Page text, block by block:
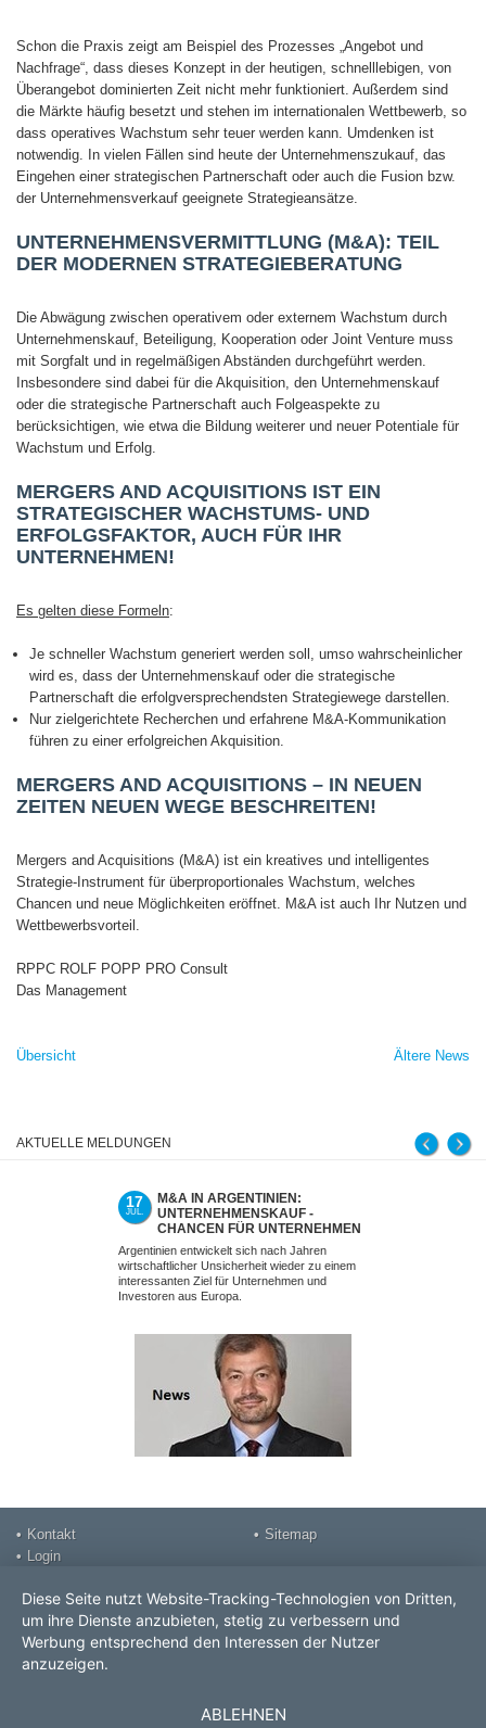
Schon die Praxis zeigt am Beispiel des Prozesses „Angebot und
Nachfrage“, dass dieses Konzept in der heutigen, schnelllebigen, von
Überangebot dominierten Zeit nicht mehr funktioniert. Außerdem sind
die Märkte häufig besetzt und stehen im internationalen Wettbewerb, so
dass operatives Wachstum sehr teuer werden kann. Umdenken ist
notwendig. In vielen Fällen sind heute der Unternehmenszukauf, das
Eingehen einer strategischen Partnerschaft oder auch die Fusion bzw.
der Unternehmensverkauf geeignete Strategieansätze.
UNTERNEHMENSVERMITTLUNG (M&A): TEIL
DER MODERNEN STRATEGIEBERATUNG
Die Abwägung zwischen operativem oder externem Wachstum durch
Unternehmenskauf, Beteiligung, Kooperation oder Joint Venture muss
mit Sorgfalt und in regelmäßigen Abständen durchgeführt werden.
Insbesondere sind dabei für die Akquisition, den Unternehmenskauf
oder die strategische Partnerschaft auch Folgeaspekte zu
berücksichtigen, wie etwa die Bildung weiterer und neuer Potentiale für
Wachstum und Erfolg.
MERGERS AND ACQUISITIONS IST EIN
STRATEGISCHER WACHSTUMS- UND
ERFOLGSFAKTOR, AUCH FÜR IHR
UNTERNEHMEN!
Es gelten diese Formeln:
Je schneller Wachstum generiert werden soll, umso wahrscheinlicher
wird es, dass der Unternehmenskauf oder die strategische
Partnerschaft die erfolgversprechendsten Strategiewege darstellen.
Nur zielgerichtete Recherchen und erfahrene M&A-Kommunikation
führen zu einer erfolgreichen Akquisition.
MERGERS AND ACQUISITIONS – IN NEUEN
ZEITEN NEUEN WEGE BESCHREITEN!
Mergers and Acquisitions (M&A) ist ein kreatives und intelligentes
Strategie-Instrument für überproportionales Wachstum, welches
Chancen und neue Möglichkeiten eröffnet. M&A ist auch Ihr Nutzen und
Wettbewerbsvorteil.
RPPC ROLF POPP PRO Consult
Das Management
Übersicht Ältere News
AKTUELLE MELDUNGEN
17
JUL.
M&A IN ARGENTINIEN:
UNTERNEHMENSKAUF -
CHANCEN FÜR UNTERNEHMEN
UND INVESTOREN AUS EUROPA
Argentinien entwickelt sich nach Jahren
wirtschaftlicher Unsicherheit wieder zu einem
interessanten Ziel für Unternehmen und
Investoren aus Europa.
Kontakt
Login
Sitemap
DSGVO Datenschutz
Videos
Prospekt
Diese Seite nutzt Website-Tracking-Technologien von Dritten,
um ihre Dienste anzubieten, stetig zu verbessern und
Werbung entsprechend den Interessen der Nutzer
anzuzeigen.
ABLEHNEN